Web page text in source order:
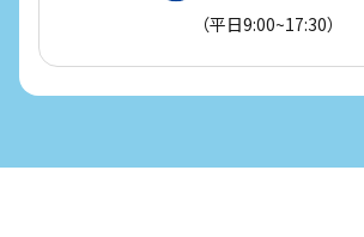
（平日9:00~17:30）